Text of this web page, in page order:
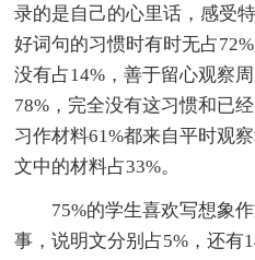
录的是自己的心里话，感受
好词句的习惯时有时无占
没有占14%，善于留心观察
78%，完全没有这习惯和已
习作材料61%都来自平时观
文中的材料占33%。
75%的学生喜欢写想象
事，说明文分别占5%，还有